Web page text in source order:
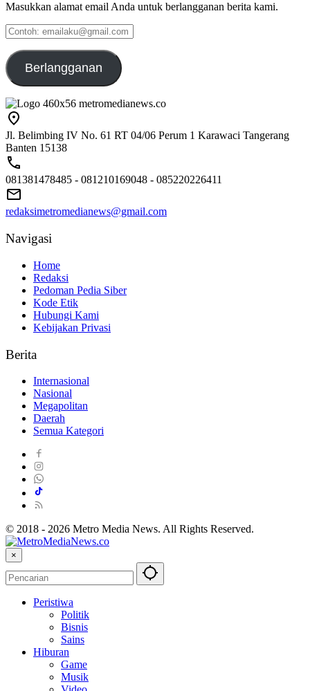
Masukkan alamat email Anda untuk berlangganan berita kami.
Contoh:
emailaku@gmail.com
Berlangganan
Jl. Belimbing IV No. 61 RT 04/06 Perum 1 Karawaci Tangerang
Banten 15138
081381478485 - 081210169048 - 085220226411
redaksimetromedianews@gmail.com
Navigasi
Home
Redaksi
Pedoman Pedia Siber
Kode Etik
Hubungi Kami
Kebijakan Privasi
Berita
Internasional
Nasional
Megapolitan
Daerah
Semua Kategori
© 2018 - 2026 Metro Media News. All Rights Reserved.
×
Peristiwa
Politik
Bisnis
Sains
Hiburan
Game
Musik